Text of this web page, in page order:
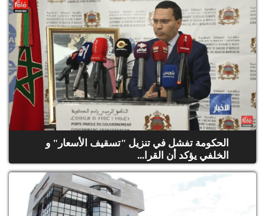
الحكومة تفشل في تنزيل "تسقيف الأسعار" و
الخلفي يؤكد أن القرا...